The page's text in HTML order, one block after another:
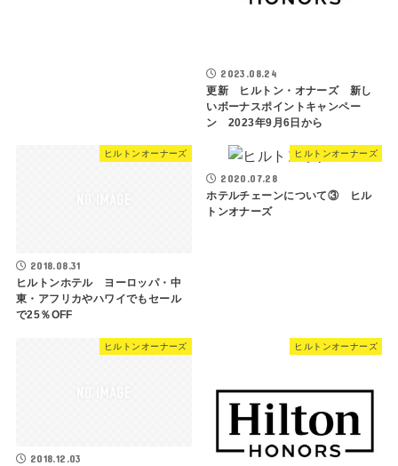
2023.08.24
更新 ヒルトン・オナーズ 新し
いボーナスポイントキャンペー
ン 2023年9月6日から
ヒルトンオーナーズ
2018.08.31
ヒルトンホテル ヨーロッパ・中
東・アフリカやハワイでもセール
で25％OFF
ヒルトンオーナーズ
2020.07.28
ホテルチェーンについて③ ヒル
トンオナーズ
ヒルトンオーナーズ
2018.12.03
ヒルトンオーナーズ